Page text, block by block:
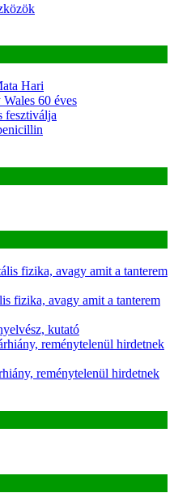
Hari
60 éves
fesztiválja
fizika, avagy amit a tanterem
fizika, avagy amit a tanterem
kutató
reménytelenül hirdetnek
reménytelenül hirdetnek